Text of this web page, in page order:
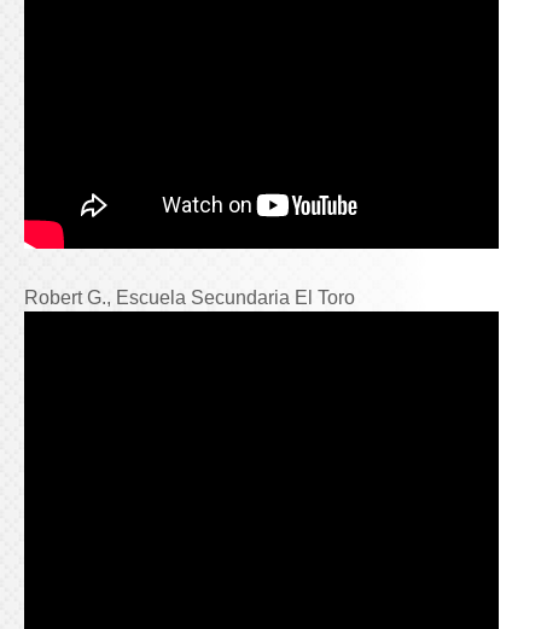
Robert G., Escuela Secundaria El Toro